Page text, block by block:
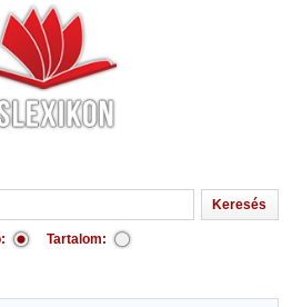
Tartalom: